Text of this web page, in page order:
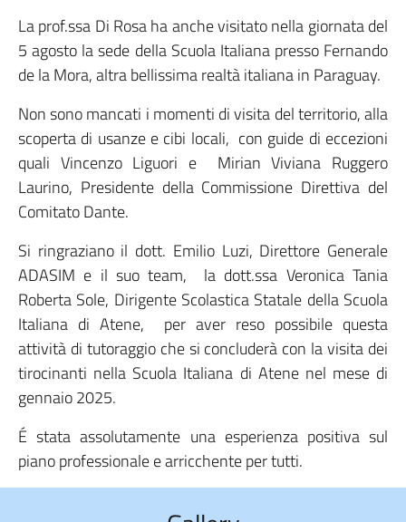
La prof.ssa Di Rosa ha anche visitato nella giornata del
5 agosto la sede della Scuola Italiana presso Fernando
de la Mora, altra bellissima realtà italiana in Paraguay.
Non sono mancati i momenti di visita del territorio, alla
scoperta di usanze e cibi locali, con guide di eccezioni
quali Vincenzo Liguori e Mirian Viviana Ruggero
Laurino, Presidente della Commissione Direttiva del
Comitato Dante.
Si ringraziano il dott. Emilio Luzi, Direttore Generale
ADASIM e il suo team, la dott.ssa Veronica Tania
Roberta Sole, Dirigente Scolastica Statale della Scuola
Italiana di Atene, per aver reso possibile questa
attività di tutoraggio che si concluderà con la visita dei
tirocinanti nella Scuola Italiana di Atene nel mese di
gennaio 2025.
É stata assolutamente una esperienza positiva sul
piano professionale e arricchente per tutti.